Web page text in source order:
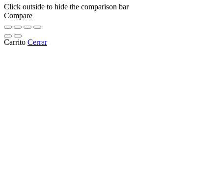
Click outside to hide the comparison bar
Compare
Carrito Cerrar